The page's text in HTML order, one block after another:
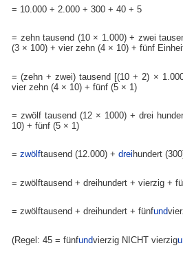
= 10.000 + 2.000 + 300 + 40 + 5
= zehn tausend (10 × 1.000) + zwei
(3 × 100) + vier zehn (4 × 10) + fünf
= (zehn + zwei) tausend [(10 + 2) ×
vier zehn (4 × 10) + fünf (5 × 1)
= zwölf tausend (12 × 1000) + drei
10) + fünf (5 × 1)
=zwölftausend (12.000) +drei hundert
= zwölftausend + dreihundert + vierzig +
= zwölftausend + dreihundert + fünfund
(Regel: 45 = fünfundvierzig NICHT vierzig